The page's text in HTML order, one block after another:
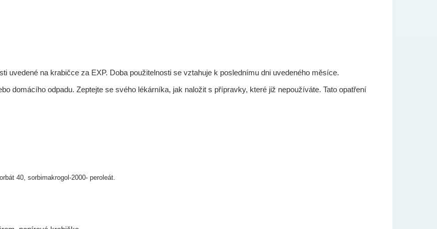
uvedené na krabičce za EXP. Doba použitelnosti se vztahuje k poslednímu dni uvedeného měsíce.
domácího odpadu. Zeptejte se svého lékárníka, jak naložit s přípravky, které již nepoužíváte. Tato opatření
40, sorbimakrogol-2000- peroleát.